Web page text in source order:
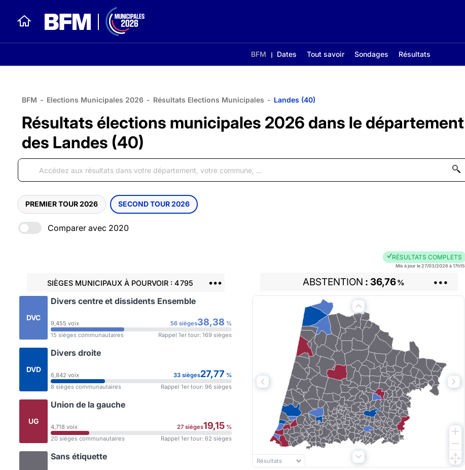
BFM Dates Tout savoir Sondages Résultats
BFM - Elections Municipales 2026 - Résultats Elections Municipales - Landes (40)
Résultats élections municipales 2026 dans le département
des Landes (40)
PREMIER TOUR 2026 SECOND TOUR 2026
Comparer avec 2020
RÉSULTATS COMPLETS
Mis à jour le 27/03/2026 à 17h15
ABSTENTION 36,76% •••
SIÈGES MUNICIPAUXÀ POURVOIR: 4 795 •••
DVC
Divers centre et dissidents Ensemble
9,455 voix 56 sièges38,38 %
15 sièges communautaires
Rappel 1er tour: 169 sièges
DVD
Divers droite
6,842 voix 33 sièges27,77 %
8 sièges communautaires
Rappel 1er tour: 96 sièges
UG
Union de la gauche
4,718 voix 27 sièges19,15 %
20 sièges communautaires
Rappel 1er tour: 62 sièges
Sans étiquette